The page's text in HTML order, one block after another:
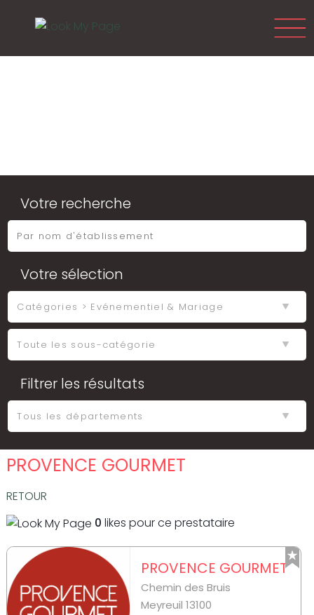
Votre recherche
Votre sélection
Filtrer les résultats
PROVENCE GOURMET
RETOUR
0 likes pour ce prestataire
PROVENCE GOURMET
Chemin des Bruis
Meyreuil 13100